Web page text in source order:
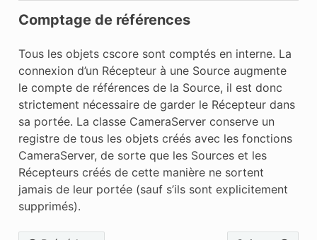
Comptage de références
Tous les objets cscore sont comptés en interne. La
connexion d’un Récepteur à une Source augmente
le compte de références de la Source, il est donc
strictement nécessaire de garder le Récepteur dans
sa portée. La classe CameraServer conserve un
registre de tous les objets créés avec les fonctions
CameraServer, de sorte que les Sources et les
Récepteurs créés de cette manière ne sortent
jamais de leur portée (sauf s’ils sont explicitement
supprimés).